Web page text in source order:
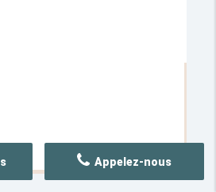
Appelez-nous